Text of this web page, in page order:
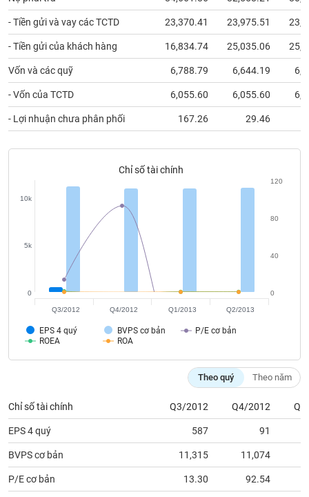
- Tiền gửi và vay các TCTD 23,370.41 23,975.51
- Tiền gửi của khách hàng 16,834.74 25,035.06
Vốn và các quỹ 6,788.79 6,644.19
- Vốn của TCTD 6,055.60 6,055.60
- Lợi nhuận chưa phân phối 167.26 29.46
Chỉ số tài chính
EPS 4 quý BVPS cơ bản
P/E cơ bản
ROEA
ROA
0
5k
10k
0
40
80
120
Q3/2012 Q4/2012 Q1/2013 Q2/2013
Theo quý Theo năm
Chỉ số tài chính Q3/2012 Q4/2012
EPS 4 quý 587 91
BVPS cơ bản 11,315 11,074
P/E cơ bản 13.30 92.54
Đào
tạo
Sách
tài
chính
đầu
thông
chính
liệu
tài
chính